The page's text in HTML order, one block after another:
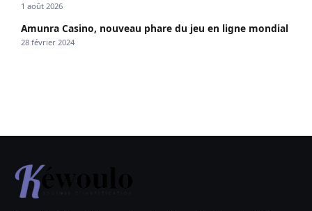
1 août 2026
Amunra Casino, nouveau phare du jeu en ligne mondial
28 février 2024